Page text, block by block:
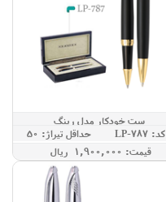
ست خودکار مدل رینگ
کد: LP-787
حداقل تيراژ: 50
قيمت: 1,900,000 ريال